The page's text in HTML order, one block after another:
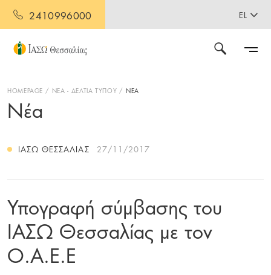
2410996000 EL
HOMEPAGE ΝΕΑ - ΔΕΛΤΙΑ ΤΥΠΟΥ ΝΕΑ
Νέα
ΙΑΣΩ ΘΕΣΣΑΛΊΑΣ 27/11/2017
Υπογραφή σύμβασης του
ΙΑΣΩ Θεσσαλίας με τον
Ο.Α.Ε.Ε